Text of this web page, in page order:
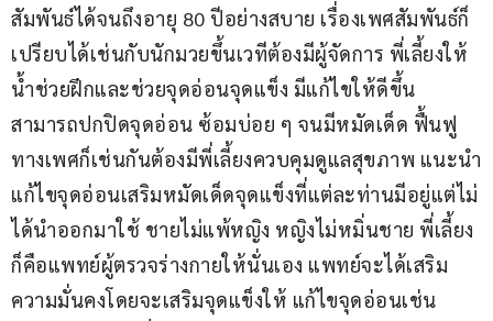
สัมพันธ์ได้จนถึงอายุ 80 ปีอย่างสบาย เรื่องเพศสัมพันธ์ก็
เปรียบได้เช่นกับนักมวยขึ้นเวทีต้องมีผู้จัดการ พี่เลี้ยงให้
น้ำช่วยฝึกและช่วยจุดอ่อนจุดแข็ง มีแก้ไขให้ดีขึ้น
สามารถปกปิดจุดอ่อน ซ้อมบ่อย ๆ จนมีหมัดเด็ด ฟื้นฟู
ทางเพศก็เช่นกันต้องมีพี่เลี้ยงควบคุมดูแลสุขภาพ แนะนำ
แก้ไขจุดอ่อนเสริมหมัดเด็ดจุดแข็งที่แต่ละท่านมีอยู่แต่ไม่
ได้นำออกมาใช้ ชายไม่แพ้หญิง หญิงไม่หมิ่นชาย พี่เลี้ยง
ก็คือแพทย์ผู้ตรวจร่างกายให้นั่นเอง แพทย์จะได้เสริม
ความมั่นคงโดยจะเสริมจุดแข็งให้ แก้ไขจุดอ่อนเช่น